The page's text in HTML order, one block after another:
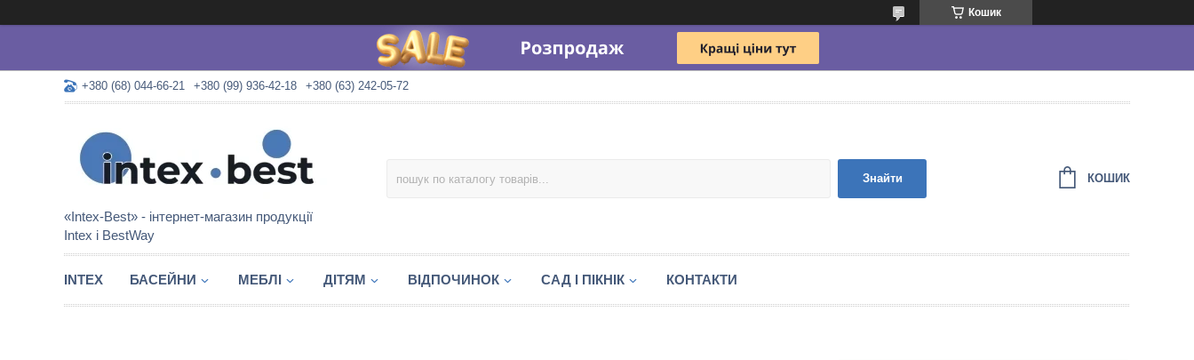
Кошик
+380 (68) 044-66-21 +380 (99) 936-42-18 +380 (63) 242-05-72
«Intex-Best» - інтернет-магазин продукції
Intex і BestWay
Знайти КОШИК
INTEX БАСЕЙНИ МЕБЛІ ДІТЯМ ВІДПОЧИНОК САД І ПІКНІК КОНТАКТИ